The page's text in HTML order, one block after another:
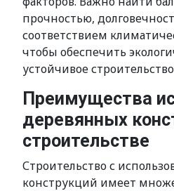
прочностью,
соответствием
чтобы обеспечить
устойчивое
Преимущества
деревянных
строительстве
Строительство с
конструкций имеет